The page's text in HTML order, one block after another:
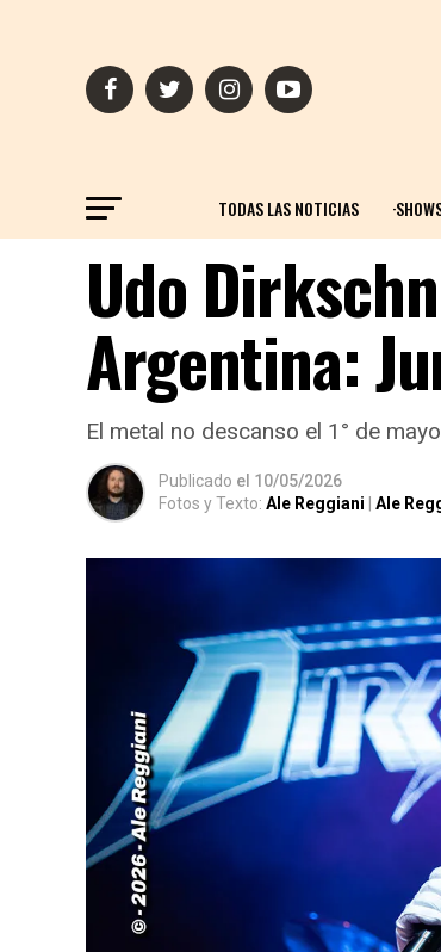
TODAS LAS NOTICIAS
Udo
Argentina:
El metal no descanso el 1° de
Publicado el 10/05/2026
Fotos y Texto: Ale Reggiani Ale